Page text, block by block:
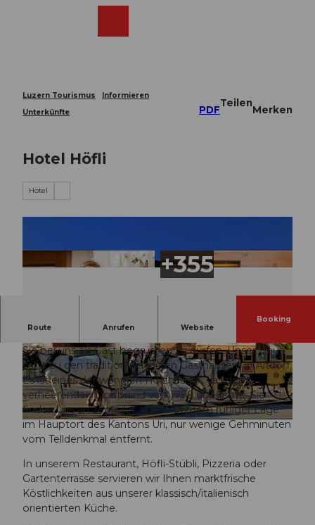
Luzern Tourismus
Informieren
Unterkünfte
PDF
Teilen
Merken
Hotel Höfli
Hotel
© swisshotel
© swisshotel © swisshotel
Route Anrufen Website
Booking
Sie bei uns als Gast begrüssen zu dürfen. Unser Haus
zählt zu den traditionsreichsten Gasthäusern in Altdorf.
Es ist eines der wenigen Holzhäuser, das den
verheerenden Dorfbrand von 1799 überlebte. Sie
finden uns an zentraler, aber trotzdem ruhiger Lage
im Hauptort des Kantons Uri, nur wenige Gehminuten
vom Telldenkmal entfernt.
In unserem Restaurant, Höfli-Stübli, Pizzeria oder
Gartenterrasse servieren wir Ihnen marktfrische
Köstlichkeiten aus unserer klassisch/italienisch
orientierten Küche.